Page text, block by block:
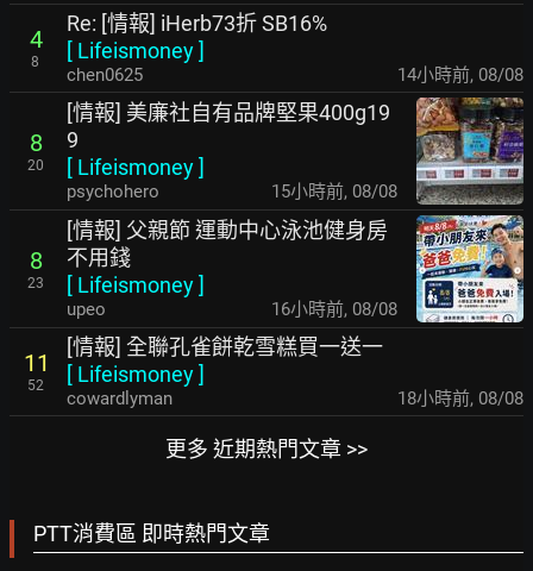
4
8
Re: [情報] iHerb73折 SB16%
[ Lifeismoney]
chen0625 14小時前, 08/08
8
20
[情報] 美廉社自有品牌堅果400g19
9
[ Lifeismoney]
psychohero 15小時前, 08/08
8
23
[情報] 父親節 運動中心泳池健身房
不用錢
[ Lifeismoney]
upeo 16小時前, 08/08
11
52
[情報] 全聯孔雀餅乾雪糕買一送一
[ Lifeismoney]
cowardlyman 18小時前, 08/08
更多 近期熱門文章 >>
PTT消費區 即時熱門文章